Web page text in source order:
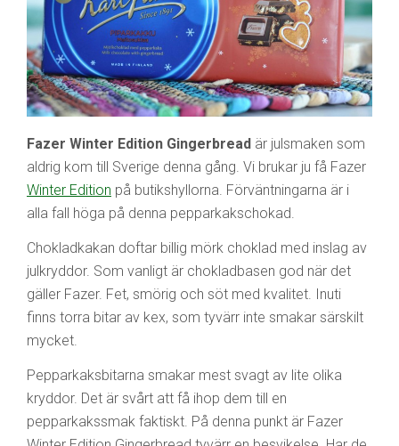
Fazer Winter Edition Gingerbread är julsmaken som
aldrig kom till Sverige denna gång. Vi brukar ju få Fazer
Winter Edition på butikshyllorna. Förväntningarna är i
alla fall höga på denna pepparkakschokad.
Chokladkakan doftar billig mörk choklad med inslag av
julkryddor. Som vanligt är chokladbasen god när det
gäller Fazer. Fet, smörig och söt med kvalitet. Inuti
finns torra bitar av kex, som tyvärr inte smakar särskilt
mycket.
Pepparkaksbitarna smakar mest svagt av lite olika
kryddor. Det är svårt att få ihop dem till en
pepparkakssmak faktiskt. På denna punkt är Fazer